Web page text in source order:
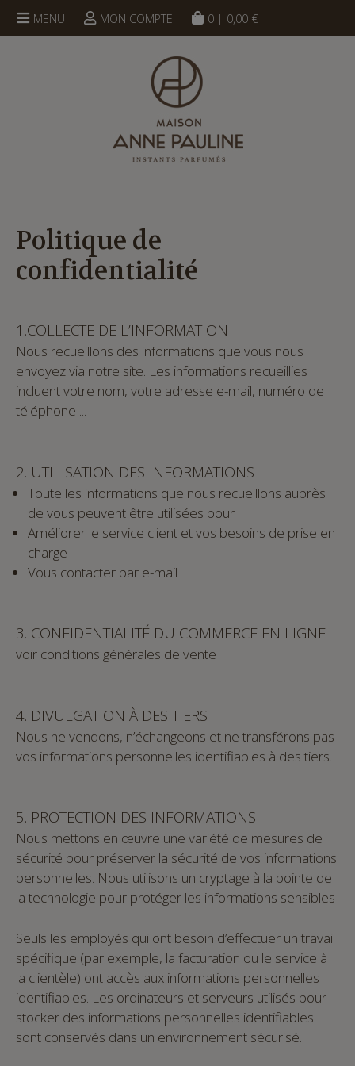
UN CONSEIL ? contact@maison-annepauline.com
Politique de
confidentialité
1.COLLECTE DE L’INFORMATION
Nous recueillons des informations que vous nous
envoyez via notre site. Les informations recueillies
incluent votre nom, votre adresse e-mail, numéro de
téléphone ...
2. UTILISATION DES INFORMATIONS
Toute les informations que nous recueillons auprès
de vous peuvent être utilisées pour :
Améliorer le service client et vos besoins de prise en
charge
Vous contacter par e-mail
3. CONFIDENTIALITÉ DU COMMERCE EN LIGNE
voir conditions générales de vente
4. DIVULGATION À DES TIERS
Nous ne vendons, n’échangeons et ne transférons pas
vos informations personnelles identifiables à des tiers.
5. PROTECTION DES INFORMATIONS
Nous mettons en œuvre une variété de mesures de
sécurité pour préserver la sécurité de vos informations
personnelles. Nous utilisons un cryptage à la pointe de
la technologie pour protéger les informations sensibles
Seuls les employés qui ont besoin d’effectuer un travail
spécifique (par exemple, la facturation ou le service à
la clientèle) ont accès aux informations personnelles
identifiables. Les ordinateurs et serveurs utilisés pour
stocker des informations personnelles identifiables
sont conservés dans un environnement sécurisé.
MENU MON COMPTE 0 | 0,00 €